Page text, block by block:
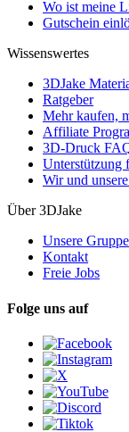
Wo ist meine
Gutschein
Wissenswertes
3DJake
Ratgeber
Mehr kaufen,
Affiliate
3D-Druck
Unterstützung
Wir und
Über 3DJake
Unsere Gruppe
Kontakt
Freie Jobs
Folge uns auf